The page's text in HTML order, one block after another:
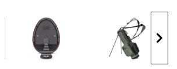
Bagy